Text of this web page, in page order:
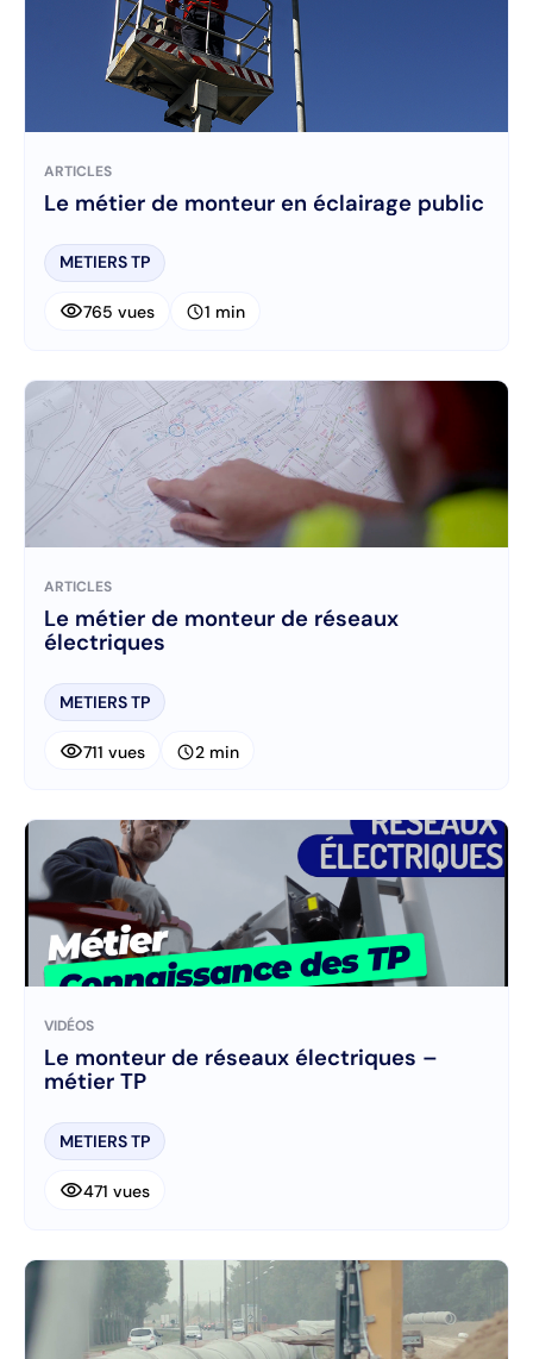
ARTICLES
Le métier de monteur en éclairage public
METIERS TP
visibility765 vues schedule1 min
ARTICLES
Le métier de monteur de réseaux
électriques
METIERS TP
visibility711 vues schedule2 min
VIDÉOS
Le monteur de réseaux électriques –
métier TP
METIERS TP
visibility471 vues